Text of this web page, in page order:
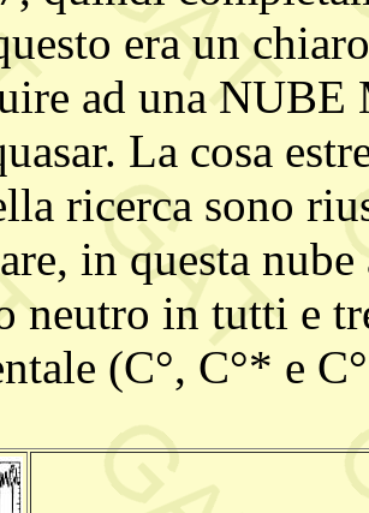
era un
ad una
La cosa
ricerca sono
in questa
neutro in tutti e
(C°, C°* e